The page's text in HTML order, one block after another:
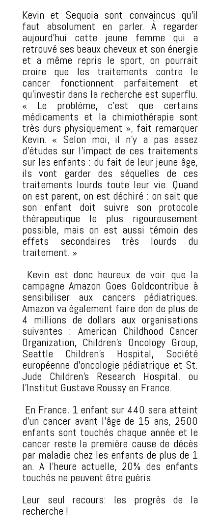
Kevin et Sequoia sont convaincus qu’il
faut absolument en parler. À regarder
aujourd’hui cette jeune femme qui a
retrouvé ses beaux cheveux et son énergie
et a même repris le sport, on pourrait
croire que les traitements contre le
cancer fonctionnent parfaitement et
qu’investir dans la recherche est superflu.
« Le problème, c’est que certains
médicaments et la chimiothérapie sont
très durs physiquement », fait remarquer
Kevin. « Selon moi, il n’y a pas assez
d’études sur l’impact de ces traitements
sur les enfants : du fait de leur jeune âge,
ils vont garder des séquelles de ces
traitements lourds toute leur vie. Quand
on est parent, on est déchiré : on sait que
son enfant doit suivre son protocole
thérapeutique le plus rigoureusement
possible, mais on est aussi témoin des
effets secondaires très lourds du
traitement. »
Kevin est donc heureux de voir que la
campagne Amazon Goes Goldcontribue à
sensibiliser aux cancers pédiatriques.
Amazon va également faire don de plus de
4 millions de dollars aux organisations
suivantes : American Childhood Cancer
Organization, Children’s Oncology Group,
Seattle Children’s Hospital, Société
européenne d’oncologie pédiatrique et St.
Jude Children’s Research Hospital, ou
l’Institut Gustave Roussy en France.
En France, 1 enfant sur 440 sera atteint
d’un cancer avant l’âge de 15 ans, 2500
enfants sont touchés chaque année et le
cancer reste la première cause de décès
par maladie chez les enfants de plus de 1
an. A l’heure actuelle, 20% des enfants
touchés ne peuvent être guéris.
Leur seul recours: les progrès de la
recherche !